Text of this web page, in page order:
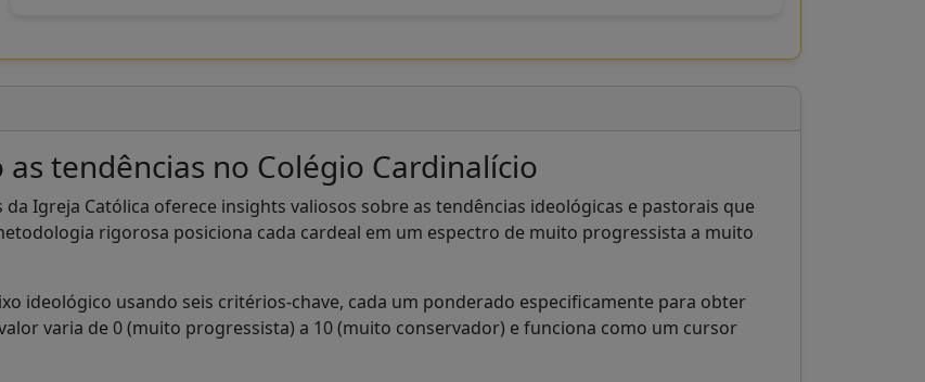
tendências no Colégio Cardinalício
Igreja Católica oferece insights valiosos sobre as tendências ideológicas e pastorais que
rigorosa posiciona cada cardeal em um espectro de muito progressista a muito
ideológico usando seis critérios-chave, cada um ponderado especificamente para obter
varia de 0 (muito progressista) a 10 (muito conservador) e funciona como um cursor